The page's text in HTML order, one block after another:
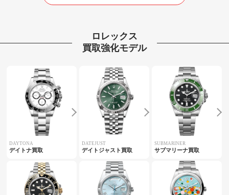
ロレックス
買取強化モデル
DAYTONA
デイトナ買取
DATEJUST
デイトジャスト買取
SUBMARINER
サブマリーナ買取